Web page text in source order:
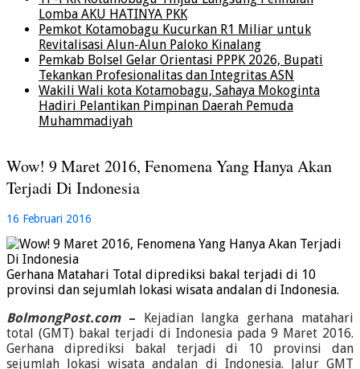
Lomba AKU HATINYA PKK
Pemkot Kotamobagu Kucurkan R1 Miliar untuk
Revitalisasi Alun-Alun Paloko Kinalang
Pemkab Bolsel Gelar Orientasi PPPK 2026, Bupati
Tekankan Profesionalitas dan Integritas ASN
Wakili Wali kota Kotamobagu, Sahaya Mokoginta
Hadiri Pelantikan Pimpinan Daerah Pemuda
Muhammadiyah
Wow! 9 Maret 2016, Fenomena Yang Hanya Akan
Terjadi Di Indonesia
16 Februari 2016
Gerhana Matahari Total diprediksi bakal terjadi di 10
provinsi dan sejumlah lokasi wisata andalan di Indonesia.
BolmongPost.com– Kejadian langka gerhana matahari
total (GMT) bakal terjadi di Indonesia pada 9 Maret 2016.
Gerhana diprediksi bakal terjadi di 10 provinsi dan
sejumlah lokasi wisata andalan di Indonesia. Jalur GMT